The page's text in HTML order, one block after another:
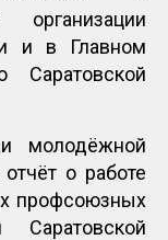
и в Главном
молодёжной
о работе
профсоюзных
Саратовской